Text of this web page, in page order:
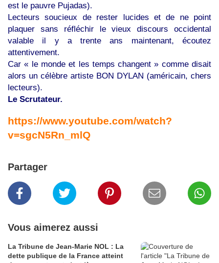
est le pauvre Pujadas).
Lecteurs soucieux de rester lucides et de ne point
plaquer sans réfléchir le vieux discours occidental
valable il y a trente ans maintenant, écoutez
attentivement.
Car « le monde et les temps changent » comme disait
alors un célèbre artiste BON DYLAN (américain, chers
lecteurs).
Le Scrutateur.
https://www.youtube.com/watch?
v=sgcN5Rn_mlQ
Partager
Vous aimerez aussi
La Tribune de Jean-Marie NOL : La
dette publique de la France atteint